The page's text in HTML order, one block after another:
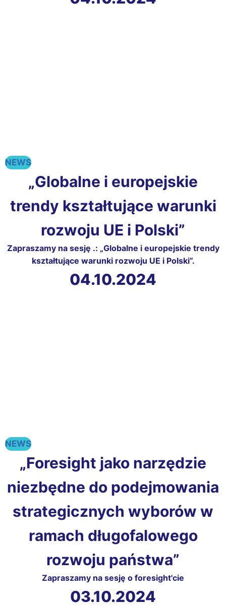
NEWS
„Globalne i europejskie
trendy kształtujące warunki
rozwoju UE i Polski”
Zapraszamy na sesję .: „Globalne i europejskie trendy
kształtujące warunki rozwoju UE i Polski”.
04.10.2024
NEWS
„Foresight jako narzędzie
niezbędne do podejmowania
strategicznych wyborów w
ramach długofalowego
rozwoju państwa”
Zapraszamy na sesję o foresight'cie
03.10.2024